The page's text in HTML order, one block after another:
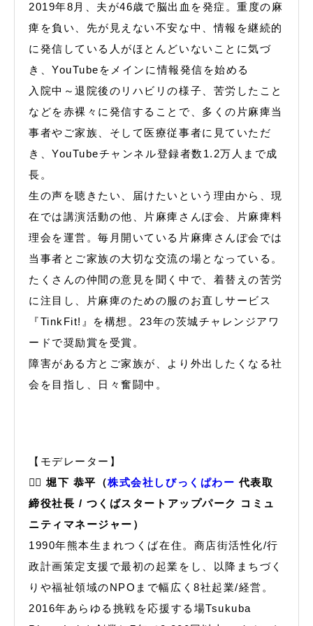
2019年8月、夫が46歳で脳出血を発症。重度の麻
痺を負い、先が見えない不安な中、情報を継続的
に発信している人がほとんどいないことに気づ
き、YouTubeをメインに情報発信を始める
入院中～退院後のリハビリの様子、苦労したこと
などを赤裸々に発信することで、多くの片麻痺当
事者やご家族、そして医療従事者に見ていただ
き、YouTubeチャンネル登録者数1.2万人まで成
長。
生の声を聴きたい、届けたいという理由から、現
在では講演活動の他、片麻痺さんぽ会、片麻痺料
理会を運営。毎月開いている片麻痺さんぽ会では
当事者とご家族の大切な交流の場となっている。
たくさんの仲間の意見を聞く中で、着替えの苦労
に注目し、片麻痺のための服のお直しサービス
『TinkFit!』を構想。23年の茨城チャレンジアワ
ードで奨励賞を受賞。
障害がある方とご家族が、より外出したくなる社
会を目指し、日々奮闘中。
【モデレーター】
🙋‍♂️ 堀下 恭平（株式会社しびっくぱわー 代表取
締役社長 / つくばスタートアップパーク コミュ
ニティマネージャー）
1990年熊本生まれつくば在住。商店街活性化/行
政計画策定支援で最初の起業をし、以降まちづく
りや福祉領域のNPOまで幅広く8社起業/経営。
2016年あらゆる挑戦を応援する場Tsukuba